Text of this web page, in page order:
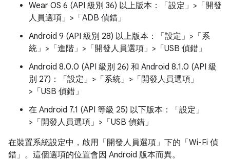
Wear OS 6 (API 級別 36) 以上版本：「設定」>「開發
人員選項」>「ADB 偵錯」
Android 9 (API 級別 28) 以上版本：「設定」>「系
統」>「進階」>「開發人員選項」>「USB 偵錯」
Android 8.0.0 (API 級別 26) 和 Android 8.1.0 (API 級
別 27)：「設定」>「系統」>「開發人員選項」
>「USB 偵錯」
在 Android 7.1 (API 等級 25) 以下版本：「設定」
>「開發人員選項」>「USB 偵錯」
在裝置系統設定中，啟用「開發人員選項」 下的「Wi-Fi 偵
錯」 。這個選項的位置會因 Android 版本而異。